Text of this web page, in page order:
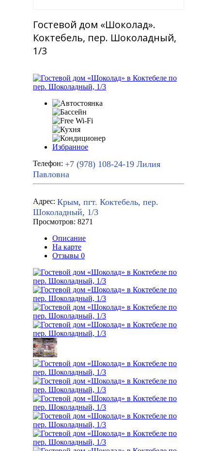
Гостевой дом «Шоколад».
Коктебель, пер. Шоколадный,
1/3
Избранное
Телефон: +7 (978) 108-24-19 Лилия
Павловна
Адрес: Крым, пгт. Коктебель, пер.
Шоколадный, 1/3
Просмотров: 8271
Описание
На карте
Отзывы 0